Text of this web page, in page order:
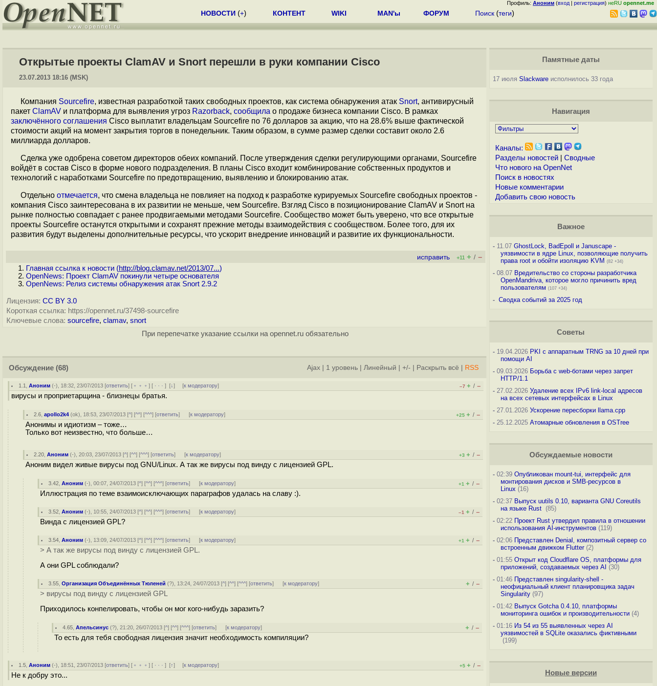
Профиль: Аноним (вход | регистрация) неRU opennet.me
НОВОСТИ (+) КОНТЕНТ WIKI MAN'ы ФОРУМ Поиск (теги)
Открытые проекты ClamAV и Snort перешли в руки компании Cisco
23.07.2013 18:16 (MSK)
Компания Sourcefire, известная разработкой таких свободных проектов, как система обнаружения атак Snort, антивирусный
пакет ClamAV и платформа для выявления угроз Razorback, сообщила о продаже бизнеса компании Cisco. В рамках
заключённого соглашения Cisco выплатит владельцам Sourcefire по 76 долларов за акцию, что на 28.6% выше фактической
стоимости акций на момент закрытия торгов в понедельник. Таким образом, в сумме размер сделки составит около 2.6
миллиарда долларов.
Сделка уже одобрена советом директоров обеих компаний. После утверждения сделки регулирующими органами, Sourcefire
войдёт в состав Cisco в форме нового подразделения. В планы Cisco входит комбинирование собственных продуктов и
технологий с наработками Sourcefire по предотвращению, выявлению и блокированию атак.
Отдельно отмечается, что смена владельца не повлияет на подход к разработке курируемых Sourcefire свободных проектов -
компания Cisco заинтересована в их развитии не меньше, чем Sourcefire. Взгляд Cisco в позиционирование ClamAV и Snort на
рынке полностью совпадает с ранее продвигаемыми методами Sourcefire. Сообщество может быть уверено, что все открытые
проекты Sourcefire останутся открытыми и сохранят прежние методы взаимодействия с сообществом. Более того, для их
развития будут выделены дополнительные ресурсы, что ускорит внедрение инноваций и развитие их функциональности.
исправить +11 + / –
Главная ссылка к новости (http://blog.clamav.net/2013/07...)
OpenNews: Проект ClamAV покинули четыре основателя
OpenNews: Релиз системы обнаружения атак Snort 2.9.2
Лицензия: CC BY 3.0
Короткая ссылка: https://opennet.ru/37498-sourcefire
Ключевые слова: sourcefire, clamav, snort
При перепечатке указание ссылки на opennet.ru обязательно
Обсуждение (68) Ajax 1 уровень Линейный +/- Раскрыть всё RSS
1.1 ,Аноним (-), 18:32, 23/07/2013 [ответить] [ ﹢﹢﹢] [ · · ·][↓] [к модератору] –7 + / –
вирусы и проприетарщина - близнецы братья.
2.6 ,apollo2k4 (ok), 18:53, 23/07/2013 [^] [^^] [^^^] [ответить] [к модератору] +25 + / –
Анонимы и идиотизм – тоже…
Только вот неизвестно, что больше…
2.20 ,Аноним (-), 20:03, 23/07/2013 [^] [^^] [^^^] [ответить] [к модератору] +3 + / –
Аноним видел живые вирусы под GNU/Linux. А так же вирусы под винду с лицензией GPL.
3.42 ,Аноним (-), 00:07, 24/07/2013 [^] [^^] [^^^] [ответить] [к модератору] +1 + / –
Иллюстрация по теме взаимоисключающих параграфов удалась на славу :).
3.52 ,Аноним (-), 10:55, 24/07/2013 [^] [^^] [^^^] [ответить] [к модератору] –1 + / –
Винда с лицензией GPL?
3.54 ,Аноним (-), 13:09, 24/07/2013 [^] [^^] [^^^] [ответить] [к модератору] +1 + / –
> А так же вирусы под винду с лицензией GPL.
А они GPL соблюдали?
3.55 ,Организация Объединённых Тюленей (?), 13:24, 24/07/2013 [^] [^^] [^^^] [ответить] [к модератору] + / –
> вирусы под винду с лицензией GPL
Приходилось конпелировать, чтобы он мог кого-нибудь заразить?
4.65 ,Апельсинус (?), 21:20, 26/07/2013 [^] [^^] [^^^] [ответить] [к модератору] + / –
То есть для тебя свободная лицензия значит необходимость компиляции?
1.5 ,Аноним (-), 18:51, 23/07/2013 [ответить] [ ﹢﹢﹢] [ · · ·][↑] [к модератору] +5 + / –
Не к добру это...
Памятные даты
17 июля Slackwareисполнилось 33 года
Навигация
Каналы:
Разделы новостей| Сводные
Что нового на OpenNet
Поиск в новостях
Новые комментарии
Добавить свою новость
Важное
-11.07 GhostLock, BadEpoll и Januscape -
уязвимости в ядре Linux, позволяющие получить
права root и обойти изоляцию KVM (82 +34)
-08.07 Вредительство со стороны разработчика
OpenMandriva, которое могло причинить вред
пользователям (107 +34)
- Сводка событий за 2025 год
Советы
-19.04.2026 PKI с аппаратным TRNG за 10 дней при
помощи AI
-09.03.2026 Борьба с web-ботами через запрет
HTTP/1.1
-27.02.2026 Удаление всех IPv6 link-local адресов
на всех сетевых интерфейсах в Linux
-27.01.2026 Ускорение пересборки llama.cpp
-25.12.2025 Атомарные обновления в OSTree
Обсуждаемые новости
-02:39 Опубликован mount-tui, интерфейс для
монтирования дисков и SMB-ресурсов в
Linux (16)
-02:37 Выпуск uutils 0.10, варианта GNU Coreutils
на языке Rust (85)
-02:22 Проект Rust утвердил правила в отношении
использования AI-инструментов(119)
-02:06 Представлен Denial, композитный сервер со
встроенным движком Flutter(2)
-01:55 Открыт код Cloudflare OS, платформы для
приложений, создаваемых через AI (30)
-01:46 Представлен singularity-shell -
неофициальный клиент планировщика задач
Singularity(97)
-01:42 Выпуск Gotcha 0.4.10, платформы
мониторинга ошибок и производительности(4)
-01:16 Из 54 из 55 выявленных через AI
уязвимостей в SQLite оказались фиктивными
(199)
Новые версии